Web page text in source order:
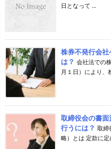
日となって ...
株券不発行会
は？ 会社法での
月１日）により、
取締役会の書
行うには？ 取締
略）とは 定款に